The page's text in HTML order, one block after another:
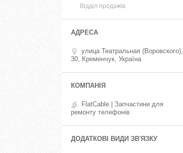
Відділ продажів
улица Театральная (Воровского),
30, Кременчук, Україна
FlatCable | Запчастини для
ремонту телефонів